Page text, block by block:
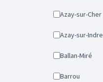
Azay-sur-Cher
Azay-sur-Indre
Ballan-Miré
Barrou